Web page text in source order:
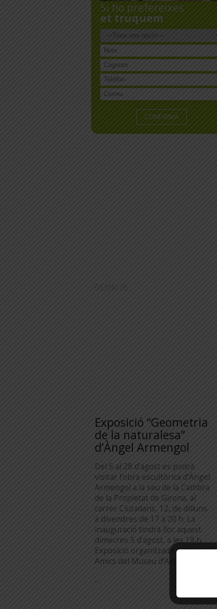
Si ho prefereixes
et truquem
05/08/26
Exposició “Geometria
de la naturalesa”
d’Àngel Armengol
Del 5 al 28 d’agost es podrà
visitar l’obra escultòrica d’Àngel
Armengol a la seu de la Cambra
de la Propietat de Girona, al
carrer Ciutadans, 12, de dilluns
a divendres de 17 a 20 h. La
inauguració tindrà lloc aquest
dimecres 5 d’agost, a les 19 h.
Exposició organitzada pels
Amics del Museu d’Art […]
...